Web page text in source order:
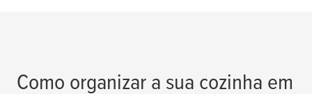
Como organizar a sua cozinha em